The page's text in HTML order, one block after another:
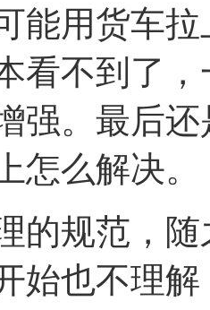
能用货车
看不到了
强。最后
怎么解决。
的规范，
始也不理